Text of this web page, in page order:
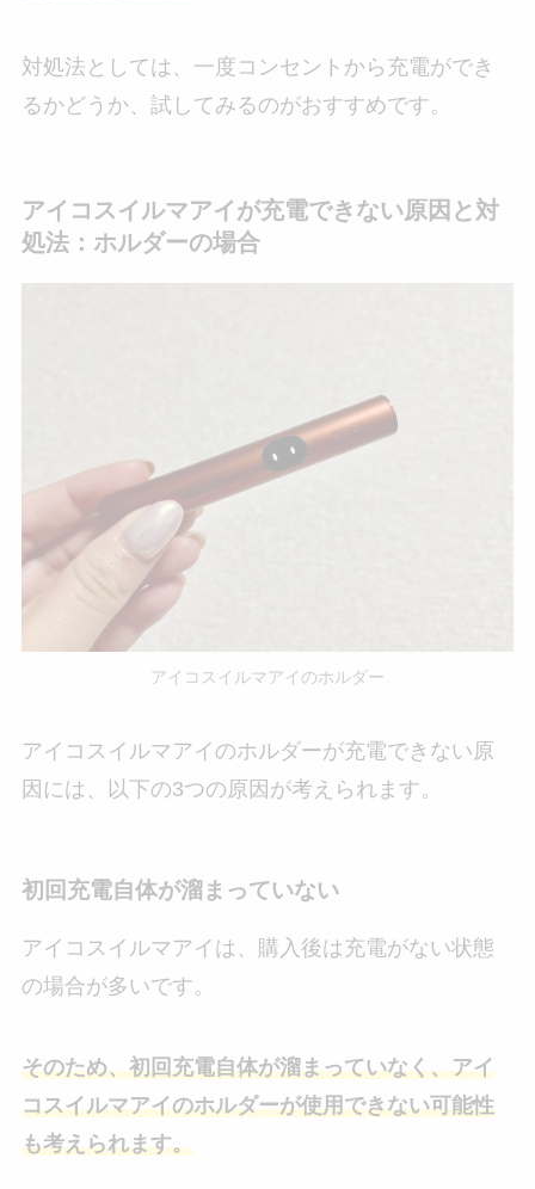
対処法としては、一度コンセントから充電ができ
るかどうか、試してみるのがおすすめです。
アイコスイルマアイが充電できない原因と対
処法：ホルダーの場合
アイコスイルマアイのホルダー
アイコスイルマアイのホルダーが充電できない原
因には、以下の3つの原因が考えられます。
初回充電自体が溜まっていない
アイコスイルマアイは、購入後は充電がない状態
の場合が多いです。
そのため、初回充電自体が溜まっていなく、アイ
コスイルマアイのホルダーが使用できない可能性
も考えられます。